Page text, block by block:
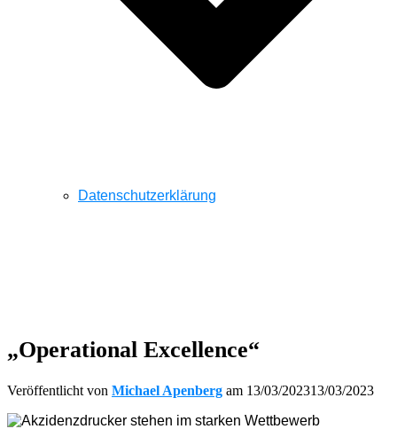
Datenschutzerklärung
„Operational Excellence“
Veröffentlicht von Michael Apenberg am 13/03/202313/03/2023